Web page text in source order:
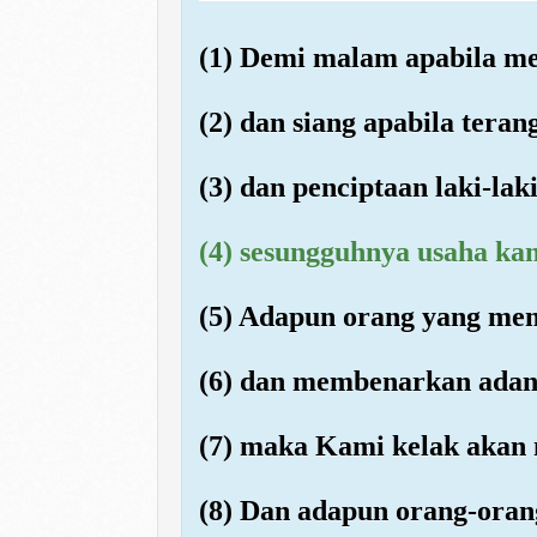
(1) Demi malam apabila
(2) dan siang apabila
(3) dan penciptaan laki-
(4) sesungguhnya usaha
(5) Adapun orang yang
(6) dan membenarkan
(7) maka Kami kelak akan
(8) Dan adapun orang-